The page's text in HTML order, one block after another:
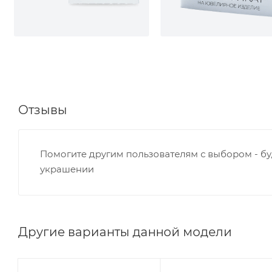
Отзывы
Помогите другим пользователям с выбором -
украшении
Другие варианты данной модели